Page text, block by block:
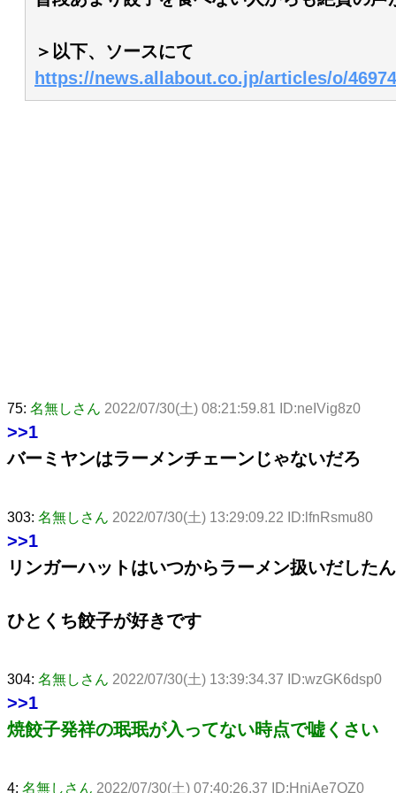
＞以下、ソースにて
https://news.allabout.co.jp/articles/o/
75: 名無しさん 2022/07/30(土) 08:21:59.81 ID:neIVig8z0
>>1
バーミヤンはラーメンチェーンじゃないだろ
303: 名無しさん 2022/07/30(土) 13:29:09.22 ID:lfnRsmu80
>>1
リンガーハットはいつからラーメン扱いだした
ひとくち餃子が好きです
304: 名無しさん 2022/07/30(土) 13:39:34.37 ID:wzGK6dsp0
>>1
焼餃子発祥の珉珉が入ってない時点で嘘くさい
4: 名無しさん 2022/07/30(土) 07:40:26.37 ID:HnjAe7QZ0